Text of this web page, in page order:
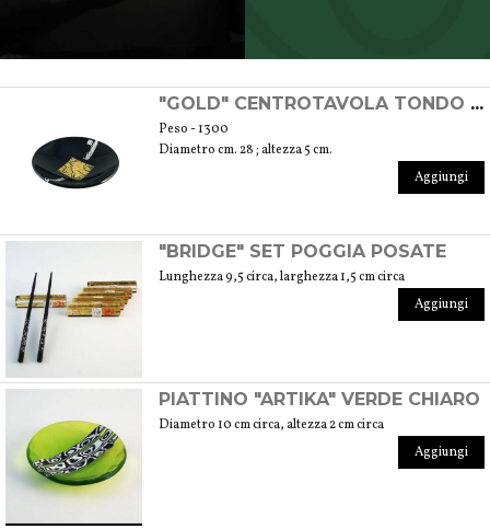
"GOLD" CENTROTAVOLA TONDO CON FOGLIA D'ORO
Peso - 1300
Diametro cm. 28 ; altezza 5 cm.
Aggiungi
"BRIDGE" SET POGGIA POSATE
Lunghezza 9,5 circa, larghezza 1,5 cm circa
Aggiungi
PIATTINO "ARTIKA" VERDE CHIARO
Diametro 10 cm circa, altezza 2 cm circa
Aggiungi